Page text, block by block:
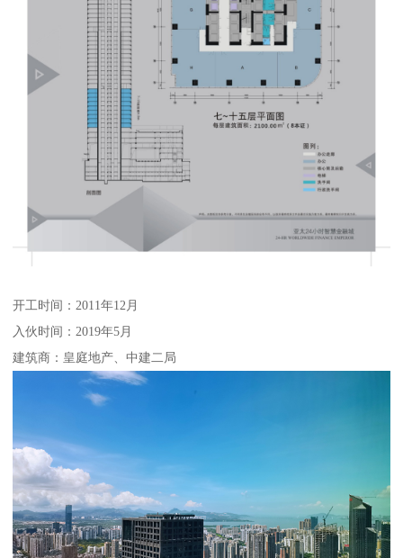
开工时间：2011年12月
入伙时间：2019年5月
建筑商：皇庭地产、中建二局